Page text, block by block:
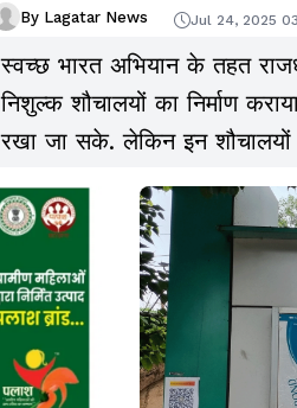
By Lagatar News Jul 24, 2025
स्वच्छ भारत अभियान के तहत
निशुल्क शौचालयों का निर्माण
रखा जा सके. लेकिन इन